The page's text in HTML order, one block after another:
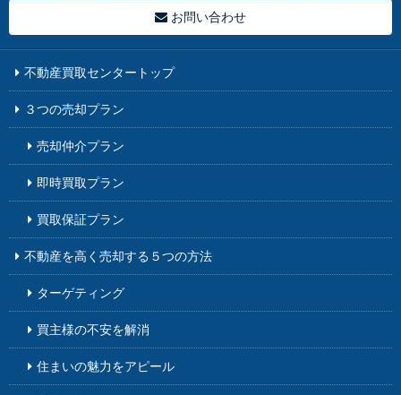
お問い合わせ
不動産買取センタートップ
３つの売却プラン
売却仲介プラン
即時買取プラン
買取保証プラン
不動産を高く売却する５つの方法
ターゲティング
買主様の不安を解消
住まいの魅力をアピール